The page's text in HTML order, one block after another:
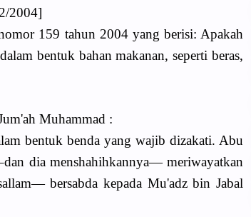
2004]
159 tahun 2004 yang berisi: Apakah
bentuk bahan makanan, seperti beras,
Muhammad :
bentuk benda yang wajib dizakati. Abu
dia menshahihkannya— meriwayatkan
bersabda kepada Mu'adz bin Jabal